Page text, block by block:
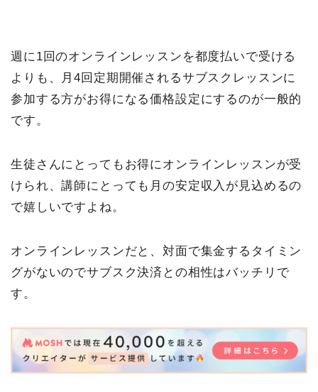
週に1回のオンラインレッスンを都度払いで受ける
よりも、月4回定期開催されるサブスクレッスンに
参加する方がお得になる価格設定にするのが一般的
です。
生徒さんにとってもお得にオンラインレッスンが受
けられ、講師にとっても月の安定収入が見込めるの
で嬉しいですよね。
オンラインレッスンだと、対面で集金するタイミン
グがないのでサブスク決済との相性はバッチリで
す。